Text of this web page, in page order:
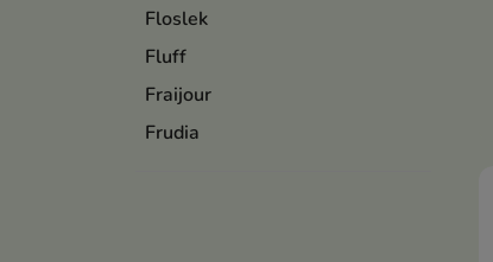
Floslek
Fluff
Fraijour
Frudia